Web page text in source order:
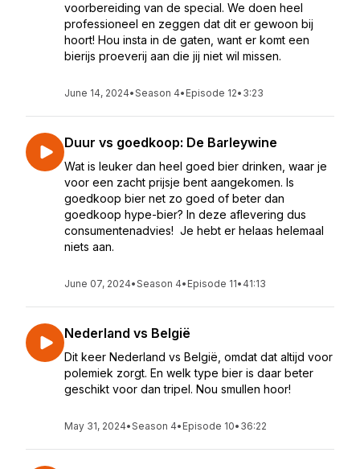
voorbereiding van de special. We doen heel
professioneel en zeggen dat dit er gewoon bij
hoort! Hou insta in de gaten, want er komt een
bierijs proeverij aan die jij niet wil missen.
June 14, 2024•Season 4• Episode 12• 3:23
Duur vs goedkoop: De Barleywine
Wat is leuker dan heel goed bier drinken, waar je
voor een zacht prijsje bent aangekomen. Is
goedkoop bier net zo goed of beter dan
goedkoop hype-bier? In deze aflevering dus
consumentenadvies! Je hebt er helaas helemaal
niets aan.
June 07, 2024•Season 4• Episode 11• 41:13
Nederland vs België
Dit keer Nederland vs België, omdat dat altijd voor
polemiek zorgt. En welk type bier is daar beter
geschikt voor dan tripel. Nou smullen hoor!
May 31, 2024•Season 4• Episode 10• 36:22